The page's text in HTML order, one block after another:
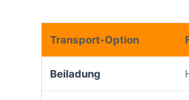
Transport-Option
Beiladung